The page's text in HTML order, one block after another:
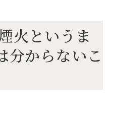
火というま
からないこ